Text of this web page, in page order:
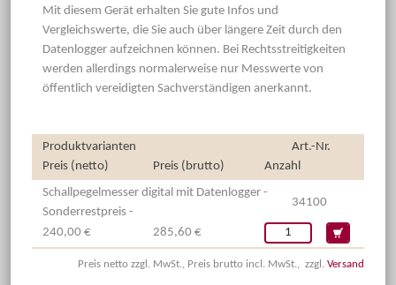
Mit diesem Gerät erhalten Sie gute Infos und
Vergleichswerte, die Sie auch über längere Zeit durch den
Datenlogger aufzeichnen können. Bei Rechtsstreitigkeiten
werden allerdings normalerweise nur Messwerte von
öffentlich vereidigten Sachverständigen anerkannt.
Produktvarianten
Art.-Nr.
Preis (netto)
Preis (brutto)
Anzahl
Schallpegelmesser digital mit Datenlogger -
Sonderrestpreis -
34100
240,00 € 285,60 €
Preis netto zzgl. MwSt., Preis brutto incl. MwSt., zzgl. Versand